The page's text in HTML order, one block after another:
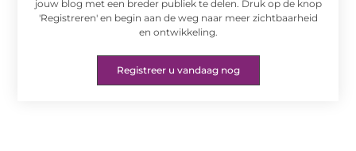
jouw blog met een breder publiek te delen. Druk op de knop
'Registreren' en begin aan de weg naar meer zichtbaarheid
en ontwikkeling.
Registreer u vandaag nog